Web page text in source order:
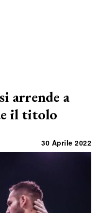
arrende a
il titolo
30 Aprile 2022